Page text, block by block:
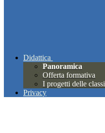
Didattica
Panoramica
Offerta formativa
I progetti delle classi
Privacy